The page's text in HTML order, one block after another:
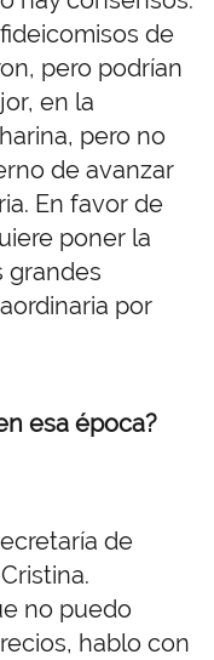
de
pero podrían
en la
pero no
de avanzar
En favor de
poner la
grandes
por
esa época?
de
no puedo
hablo con